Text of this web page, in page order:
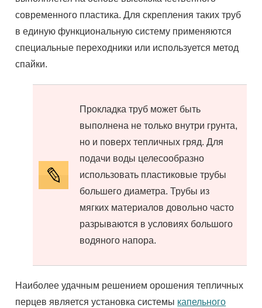
современного пластика. Для скрепления таких труб
в единую функциональную систему применяются
специальные переходники или используется метод
спайки.
Прокладка труб может быть
выполнена не только внутри грунта,
но и поверх тепличных гряд. Для
подачи воды целесообразно
использовать пластиковые трубы
большего диаметра. Трубы из
мягких материалов довольно часто
разрываются в условиях большого
водяного напора.
Наиболее удачным решением орошения тепличных
перцев является установка системы капельного